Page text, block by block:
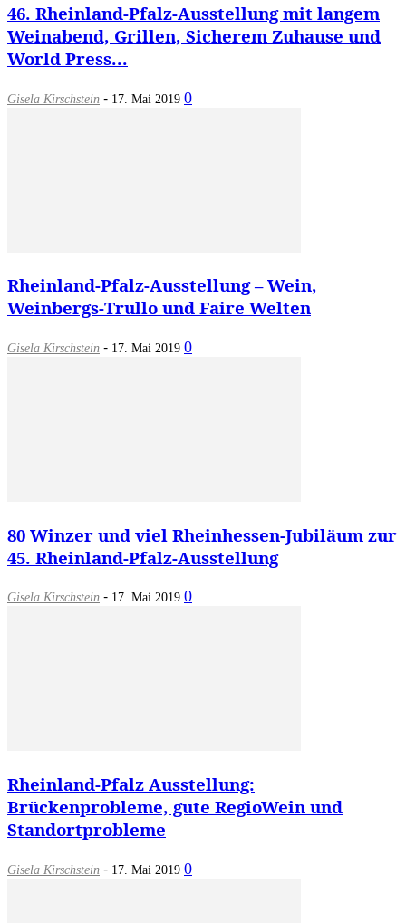
46. Rheinland-Pfalz-Ausstellung mit langem
Weinabend, Grillen, Sicherem Zuhause und
World Press...
Gisela Kirschstein - 17. Mai 2019 0
Rheinland-Pfalz-Ausstellung – Wein,
Weinbergs-Trullo und Faire Welten
Gisela Kirschstein - 17. Mai 2019 0
80 Winzer und viel Rheinhessen-Jubiläum zur
45. Rheinland-Pfalz-Ausstellung
Gisela Kirschstein - 17. Mai 2019 0
Rheinland-Pfalz Ausstellung:
Brückenprobleme, gute RegioWein und
Standortprobleme
Gisela Kirschstein - 17. Mai 2019 0